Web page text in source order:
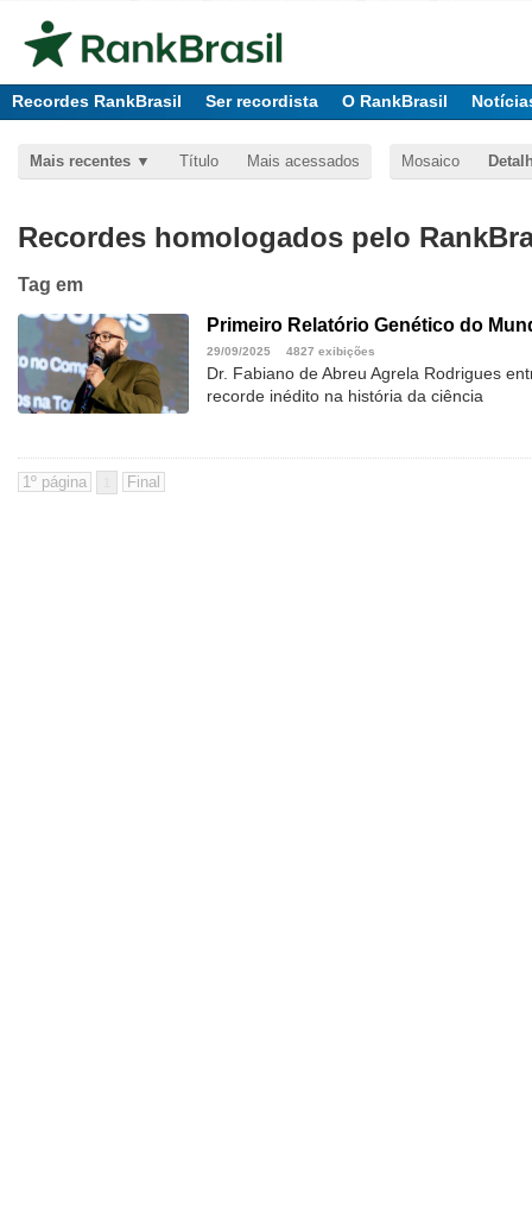
Recordes RankBrasil Ser recordista O RankBrasil
Mais recentes Título Mais acessados Mosaico
Recordes homologados pelo
Tag em
Primeiro Relatório Genético do
29/09/2025 4827 exibições
Dr. Fabiano de Abreu Agrela Rodrigues
recorde inédito na história da ciência